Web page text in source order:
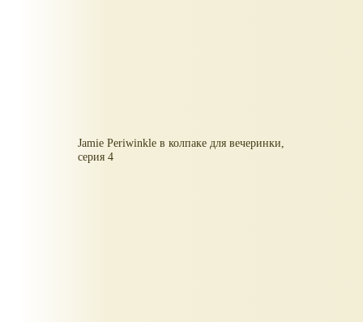
Jamie Periwinkle в колпаке для вечеринки,
серия 4